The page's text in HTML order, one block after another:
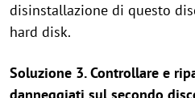
disinstallazione di questo
hard disk.
Soluzione 3. Controllare e